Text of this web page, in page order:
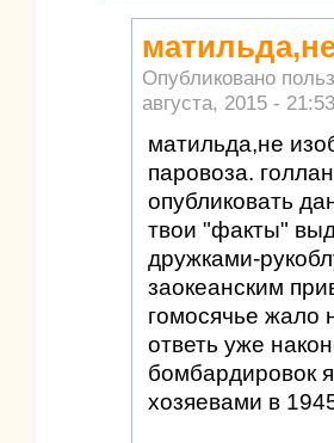
Опубликовано
августа, 2015 - 21:53
матильда,не
паровоза.
опубликовать
твои "факты"
дружками-
заокеанским
гомосячье жало
ответь уже
бомбардировок
хозяевами в